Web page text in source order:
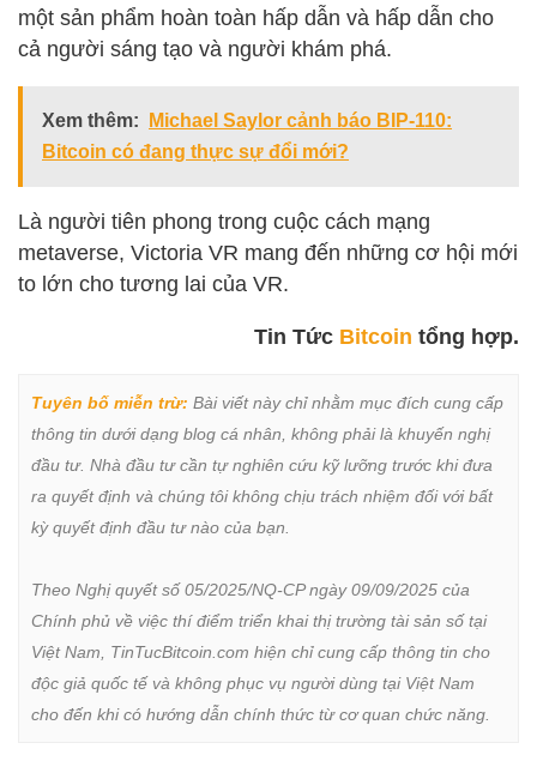
một sản phẩm hoàn toàn hấp dẫn và hấp dẫn cho
cả người sáng tạo và người khám phá.
Xem thêm:
Michael Saylor cảnh báo BIP-110:
Bitcoin có đang thực sự đổi mới?
Là người tiên phong trong cuộc cách mạng
metaverse, Victoria VR mang đến những cơ hội mới
to lớn cho tương lai của VR.
Tin Tức Bitcoin tổng hợp.
Tuyên bố miễn trừ: Bài viết này chỉ nhằm mục đích cung cấp
thông tin dưới dạng blog cá nhân, không phải là khuyến nghị
đầu tư. Nhà đầu tư cần tự nghiên cứu kỹ lưỡng trước khi đưa
ra quyết định và chúng tôi không chịu trách nhiệm đối với bất
kỳ quyết định đầu tư nào của bạn.
Theo Nghị quyết số 05/2025/NQ-CP ngày 09/09/2025 của
Chính phủ về việc thí điểm triển khai thị trường tài sản số tại
Việt Nam, TinTucBitcoin.com hiện chỉ cung cấp thông tin cho
độc giả quốc tế và không phục vụ người dùng tại Việt Nam
cho đến khi có hướng dẫn chính thức từ cơ quan chức năng.